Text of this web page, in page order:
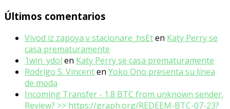
Últimos comentarios
Vivod iz zapoya v stacionare_hsEten Katy Perry se
casa prematuramente
1win_ydol en Katy Perry se casa prematuramente
Rodrigo S. Vincenten Yoko Ono presenta su línea
de moda
Incoming Transfer - 1.8 BTC from unknown sender.
Review? >> https://graph.org/REDEEM-BTC-07-23?